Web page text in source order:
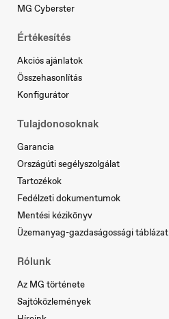
Slovenia
Slovenščina
MG Cyberster
Értékesítés
Akciós ajánlatok
Összehasonlítás
Konfigurátor
Tulajdonosoknak
Garancia
Országúti segélyszolgálat
Tartozékok
Fedélzeti dokumentumok
Mentési kézikönyv
Üzemanyag-gazdaságossági táblázat
Rólunk
Az MG története
Sajtóközlemények